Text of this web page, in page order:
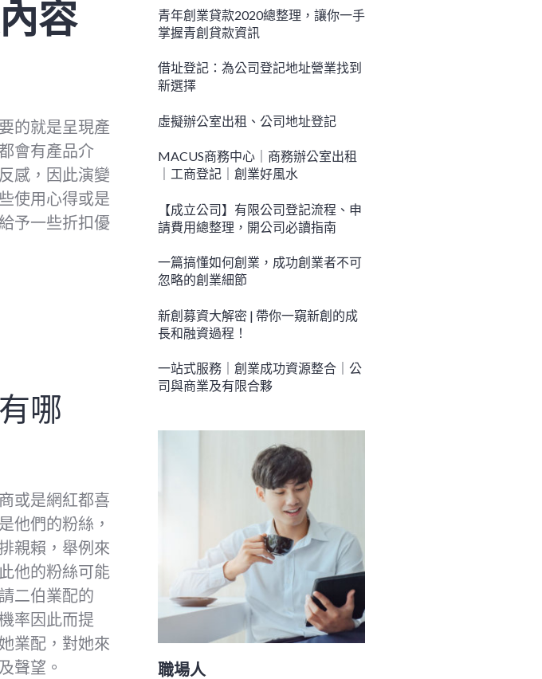
容
的就是呈現產
會有產品介
感，因此演變
使用心得或是
予一些折扣優
哪
或是網紅都喜
他們的粉絲，
親賴，舉例來
他的粉絲可能
二伯業配的
率因此而提
業配，對她來
聲望。
青年創業貸款2020總整理，讓你一手
掌握青創貸款資訊
借址登記：為公司登記地址營業找到
新選擇
虛擬辦公室出租、公司地址登記
MACUS商務中心｜商務辦公室出租
｜工商登記｜創業好風水
【成立公司】有限公司登記流程、申
請費用總整理，開公司必讀指南
一篇搞懂如何創業，成功創業者不可
忽略的創業細節
新創募資大解密 | 帶你一窺新創的成
長和融資過程！
一站式服務｜創業成功資源整合｜公
司與商業及有限合夥
職場人